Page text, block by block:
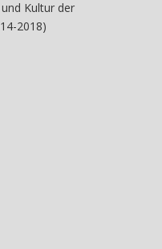
Kultur der
2018)